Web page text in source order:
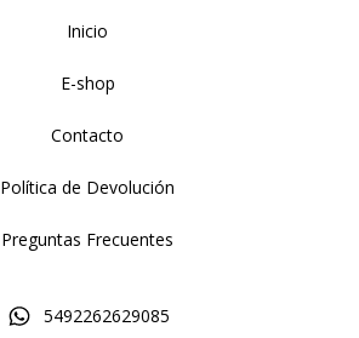
Inicio
E-shop
Contacto
Política de Devolución
Preguntas Frecuentes
5492262629085